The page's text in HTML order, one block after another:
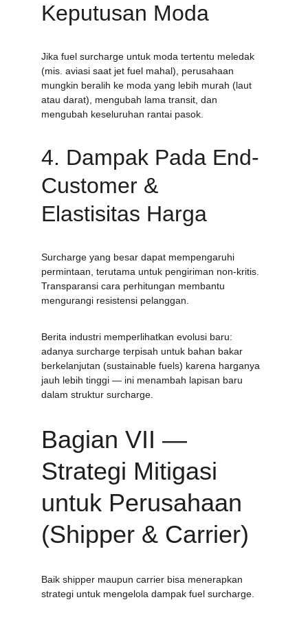
Keputusan Moda
Jika fuel surcharge untuk moda tertentu meledak
(mis. aviasi saat jet fuel mahal), perusahaan
mungkin beralih ke moda yang lebih murah (laut
atau darat), mengubah lama transit, dan
mengubah keseluruhan rantai pasok.
4. Dampak Pada End-
Customer &
Elastisitas Harga
Surcharge yang besar dapat mempengaruhi
permintaan, terutama untuk pengiriman non-kritis.
Transparansi cara perhitungan membantu
mengurangi resistensi pelanggan.
Berita industri memperlihatkan evolusi baru:
adanya surcharge terpisah untuk bahan bakar
berkelanjutan (sustainable fuels) karena harganya
jauh lebih tinggi — ini menambah lapisan baru
dalam struktur surcharge.
Bagian VII —
Strategi Mitigasi
untuk Perusahaan
(Shipper & Carrier)
Baik shipper maupun carrier bisa menerapkan
strategi untuk mengelola dampak fuel surcharge.